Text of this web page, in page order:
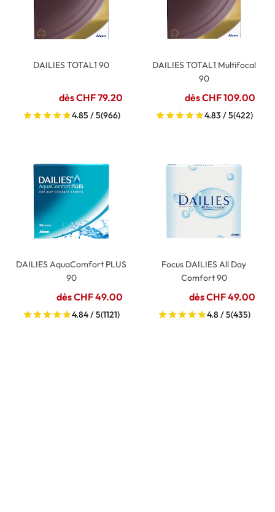
DAILIES TOTAL1 90
dès CHF 79.20
4.85 / 5(966)
DAILIES TOTAL1 Multifocal
90
dès CHF 109.00
4.83 / 5(422)
DAILIES AquaComfort PLUS
90
dès CHF 49.00
4.84 / 5(1121)
Focus DAILIES All Day
Comfort 90
dès CHF 49.00
4.8 / 5(435)